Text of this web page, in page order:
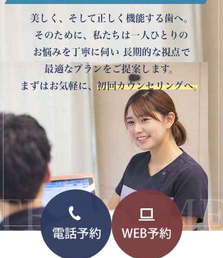
美しく、そして正しく機能する歯へ。
そのために、私たちは一人ひとりの
お悩みを丁寧に伺い 長期的な視点で
最適なプランをご提案します。
まずはお気軽に、初回カウンセリングへ。